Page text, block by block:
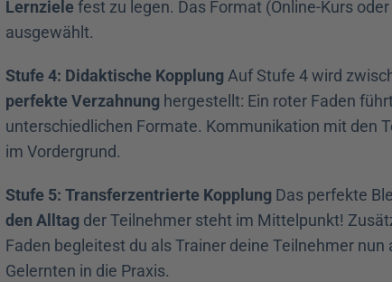
Lernziele fest zu legen. Das Format (Online-Kurs
ausgewählt.
Stufe 4: Didaktische Kopplung
perfekte Verzahnung hergestellt: Ein roter Faden
unterschiedlichen Formate. Kommunikation mit den
im Vordergrund.
Stufe 5: Transferzentrierte Kopplung Das perfekte
den Alltag der Teilnehmer steht im Mittelpunkt!
Faden begleitest du als Trainer deine Teilnehmer
Gelernten in die Praxis.